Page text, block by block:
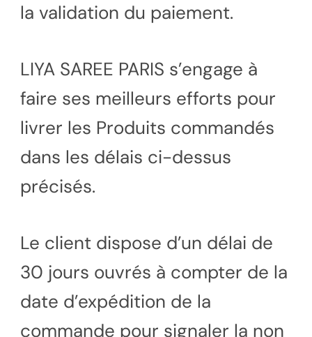
la validation du paiement.
LIYA SAREE PARIS s’engage à
faire ses meilleurs efforts pour
livrer les Produits commandés
dans les délais ci-dessus
précisés.
Le client dispose d’un délai de
30 jours ouvrés à compter de la
date d’expédition de la
commande pour signaler la non